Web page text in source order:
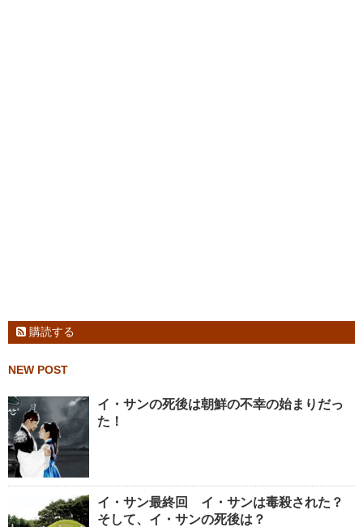
購読する
NEW POST
イ・サンの死後は朝鮮の不幸の始まりだっ
た！
イ・サン最終回 イ・サンは毒殺された？
そして、イ・サンの死後は？